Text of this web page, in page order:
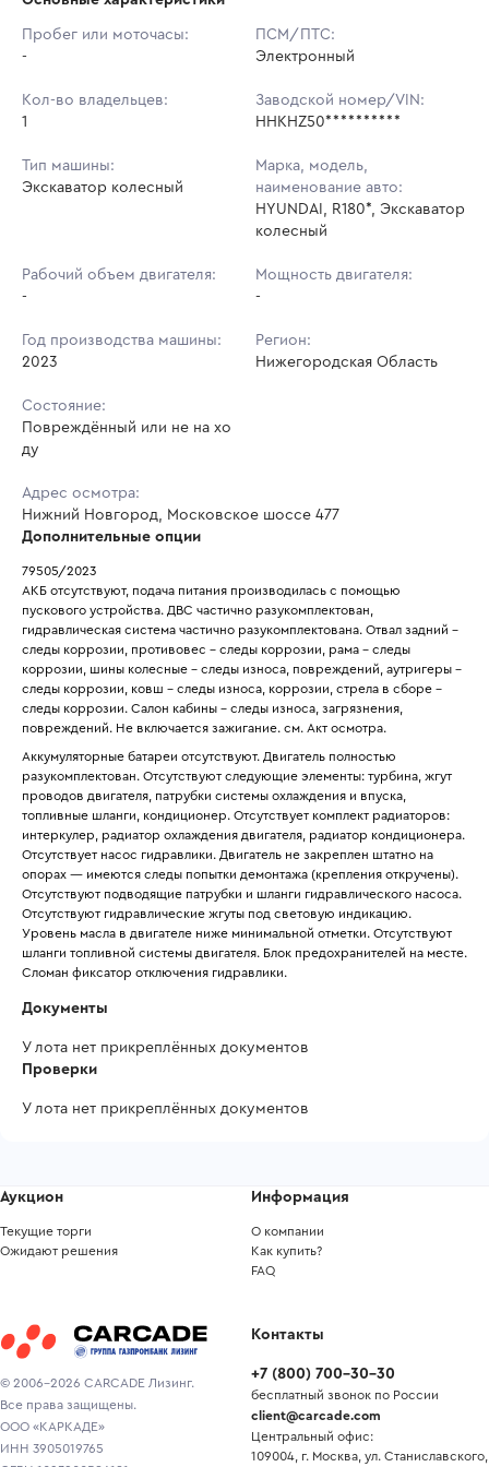
Шаг торгов: 86 608 ₽
Кол-во ставок:
Ставок не найдено
в аукционах
Пробег или моточасы:
-
ПСМ/ПТС:
Электронный
Кол-во владельцев:
1
Заводской номер/VIN:
HHKHZ50**********
Тип машины:
Экскаватор колесный
Марка, модель,
наименование авто:
HYUNDAI, R180*, Экскаватор
колесный
Рабочий объем двигателя:
-
Мощность двигателя:
-
Год производства машины:
2023
Регион:
Нижегородская Область
Состояние:
Повреждённый или не на хо
ду
Адрес осмотра:
Нижний Новгород, Московское шоссе 477
Дополнительные опции
79505/2023
АКБ отсутствуют, подача питания производилась с помощью
пускового устройства. ДВС частично разукомплектован,
гидравлическая система частично разукомплектована. Отвал задний -
следы коррозии, противовес - следы коррозии, рама - следы
коррозии, шины колесные - следы износа, повреждений, аутригеры -
следы коррозии, ковш - следы износа, коррозии, стрела в сборе -
следы коррозии. Салон кабины - следы износа, загрязнения,
повреждений. Не включается зажигание. см. Акт осмотра.
Аккумуляторные батареи отсутствуют. Двигатель полностью
разукомплектован. Отсутствуют следующие элементы: турбина, жгут
проводов двигателя, патрубки системы охлаждения и впуска,
топливные шланги, кондиционер. Отсутствует комплект радиаторов:
интеркулер, радиатор охлаждения двигателя, радиатор кондиционера.
Отсутствует насос гидравлики. Двигатель не закреплен штатно на
опорах — имеются следы попытки демонтажа (крепления откручены).
Отсутствуют подводящие патрубки и шланги гидравлического насоса.
Отсутствуют гидравлические жгуты под световую индикацию.
Уровень масла в двигателе ниже минимальной отметки. Отсутствуют
шланги топливной системы двигателя. Блок предохранителей на месте.
Сломан фиксатор отключения гидравлики.
Документы
У лота нет прикреплённых документов
Проверки
У лота нет прикреплённых документов
© 2006-2026 CARCADE Лизинг.
Все права защищены.
ООО «КАРКАДЕ»
ИНН 3905019765
Аукцион
Текущие торги
Ожидают решения
Информация
О компании
Как купить?
FAQ
Контакты
+7 (800) 700-30-30
бесплатный звонок по России
client@carcade.com
Центральный офис:
109004, г. Москва, ул. Станиславского,